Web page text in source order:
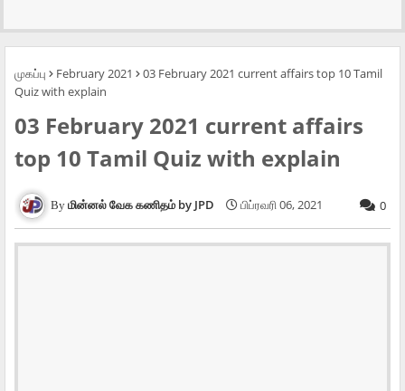
முகப்பு February 2021
03 February 2021 current affairs top 10 Tamil
Quiz with explain
03 February 2021 current affairs
top 10 Tamil Quiz with explain
மின்னல் வேக கணிதம் by JPD பிப்ரவரி 06, 2021 0